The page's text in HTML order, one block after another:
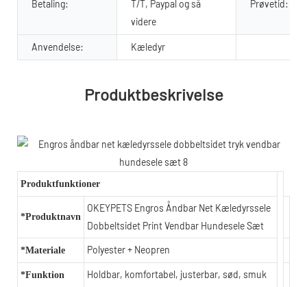
Betaling:
T/T, Paypal og så
videre
Prøvetid:
Anvendelse: Kæledyr
Produktbeskrivelse
Produktfunktioner
*Produktnavn
OKEYPETS Engros Åndbar Net Kæledyrssele
Dobbeltsidet Print Vendbar Hundesele Sæt
*Materiale Polyester + Neopren
*Funktion Holdbar, komfortabel, justerbar, sød, smuk